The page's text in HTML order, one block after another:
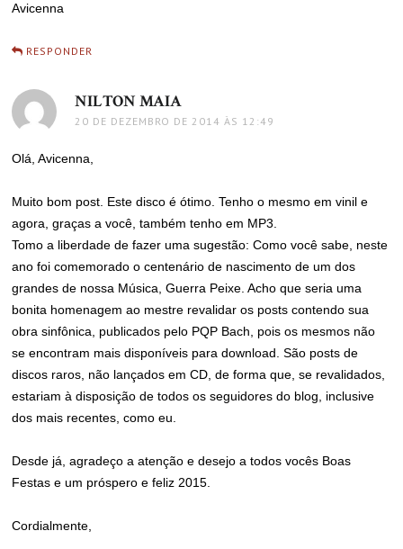
Avicenna
RESPONDER
NILTON MAIA
20 DE DEZEMBRO DE 2014 ÀS 12:49
Olá, Avicenna,
Muito bom post. Este disco é ótimo. Tenho o mesmo em vinil e
agora, graças a você, também tenho em MP3.
Tomo a liberdade de fazer uma sugestão: Como você sabe, neste
ano foi comemorado o centenário de nascimento de um dos
grandes de nossa Música, Guerra Peixe. Acho que seria uma
bonita homenagem ao mestre revalidar os posts contendo sua
obra sinfônica, publicados pelo PQP Bach, pois os mesmos não
se encontram mais disponíveis para download. São posts de
discos raros, não lançados em CD, de forma que, se revalidados,
estariam à disposição de todos os seguidores do blog, inclusive
dos mais recentes, como eu.
Desde já, agradeço a atenção e desejo a todos vocês Boas
Festas e um próspero e feliz 2015.
Cordialmente,